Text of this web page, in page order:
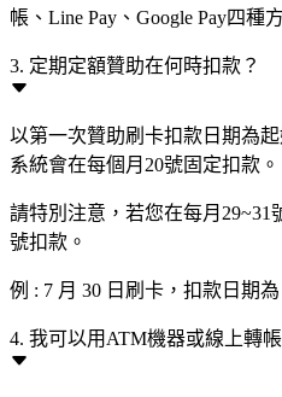
帳、Line Pay、Google Pay四種
3. 定期定額贊助在何時扣款？
以第一次贊助刷卡扣款日期為
系統會在每個月20號固定扣款。
請特別注意，若您在每月29~31
號扣款。
例 : 7 月 30 日刷卡，扣款日期為
4. 我可以用ATM機器或線上轉